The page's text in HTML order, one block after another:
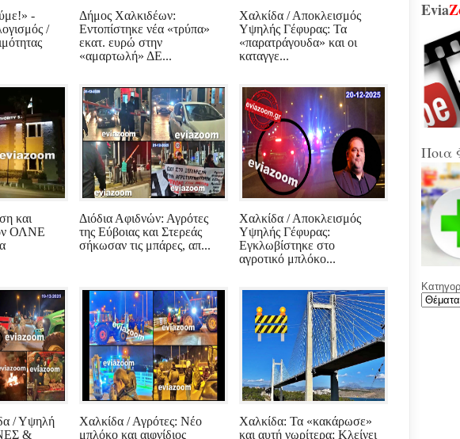
-
/
Δήμος Χαλκιδέων:
Εντοπίστηκε νέα «τρύπα»
εκατ. ευρώ στην
«αμαρτωλή» ΔΕ...
Χαλκίδα / Αποκλεισμός
Υψηλής Γέφυρας: Τα
«παρατράγουδα» και οι
καταγγε...
και
ΟΛΝΕ
Διόδια Αφιδνών: Αγρότες
της Εύβοιας και Στερεάς
σήκωσαν τις μπάρες, απ...
Χαλκίδα / Αποκλεισμός
Υψηλής Γέφυρας:
Εγκλωβίστηκε στο
αγροτικό μπλόκο...
/ Υψηλή
&
Χαλκίδα / Αγρότες: Νέο
μπλόκο και αιφνίδιος
Χαλκίδα: Τα «κακάρωσε»
και αυτή νωρίτερα; Κλείνει
Στα
την
Evia
Ποια